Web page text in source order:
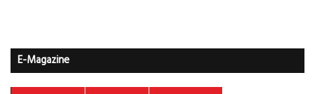
E-Magazine